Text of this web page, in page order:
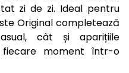
zi de zi. Ideal pentru
Original completează
cât și aparițiile
fiecare moment într-o